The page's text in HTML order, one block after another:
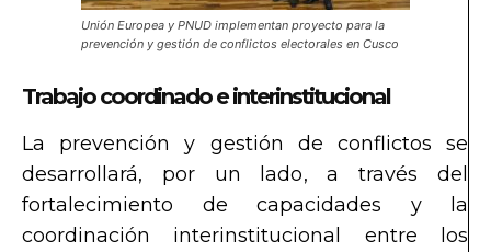
Unión Europea y PNUD implementan proyecto para la
prevención y gestión de conflictos electorales en Cusco
Trabajo coordinado e interinstitucional
La prevención y gestión de conflictos se
desarrollará, por un lado, a través del
fortalecimiento de capacidades y la
coordinación interinstitucional entre los